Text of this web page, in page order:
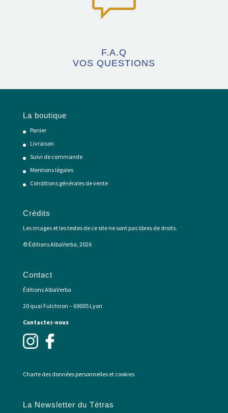
F.A.Q
VOS QUESTIONS
La boutique
Panier
Livraison
Suivi de commande
Mentions légales
Conditions générales de vente
Crédits
Les images et les textes de ce site ne sont pas libres de droits.
© Éditions AlbaVerba, 2026
Contact
Éditions AlbaVerba
20 quai Fulchiron – 69005 Lyon
Contactez-nous
Charte des données personnelles et cookies
La Newsletter du Tétras